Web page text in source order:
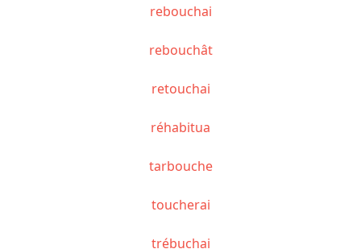
rebouchai
rebouchât
retouchai
réhabitua
tarbouche
toucherai
trébuchai